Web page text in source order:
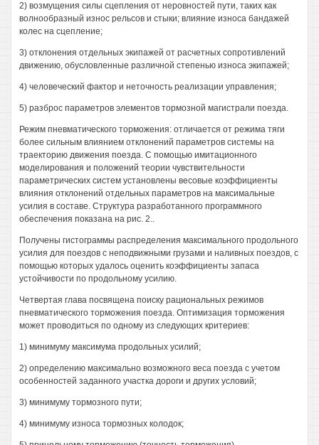
2) возмущения силы сцепления от неровностей пути, таких как
волнообразный износ рельсов и стыки; влияние износа бандажей
колес на сцепление;
3) отклонения отдельных экипажей от расчетных сопротивлений
движению, обусловленные различной степенью износа экипажей;
4) человеческий фактор и неточность реализации управления;
5) разброс параметров элементов тормозной магистрали поезда.
Режим пневматического торможения: отличается от режима тяги
более сильным влиянием отклонений параметров системы на
траекторию движения поезда. С помощью имитационного
моделирования и положений теории чувствительности
параметрических систем установлены весовые коэффициенты
влияния отклонений отдельных параметров на максимальные
усилия в составе. Структура разработанного программного
обеспечения показана на рис. 2..
Получены гистограммы распределения максимального продольного
усилия для поездов с неподвижными грузами и наливных поездов, с
помощью которых удалось оценить коэффициенты запаса
устойчивости по продольному усилию.
Четвертая глава посвящена поиску рациональных режимов
пневматического торможения поезда. Оптимизация торможения
может проводиться по одному из следующих критериев:
1) минимуму максимума продольных усилий;
2) определению максимально возможного веса поезда с учетом
особенностей заданного участка дороги и других условий;
3) минимуму тормозного пути;
4) минимуму износа тормозных колодок;